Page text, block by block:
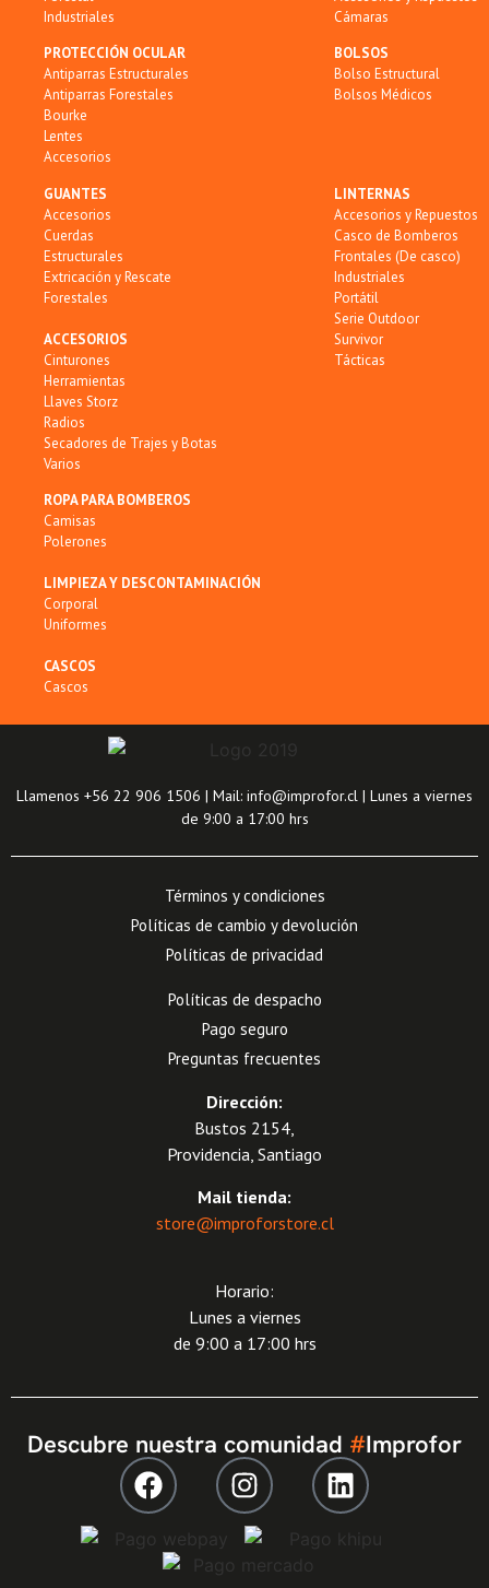
Industriales
PROTECCIÓN OCULAR
Antiparras Estructurales
Antiparras Forestales
Bourke
Lentes
Accesorios
Cámaras
BOLSOS
Bolso Estructural
Bolsos Médicos
GUANTES
Accesorios
Cuerdas
Estructurales
Extricación y Rescate
Forestales
ACCESORIOS
Cinturones
Herramientas
Llaves Storz
Radios
Secadores de Trajes y Botas
Varios
LINTERNAS
Accesorios y Repuestos
Casco de Bomberos
Frontales (De casco)
Industriales
Portátil
Serie Outdoor
Survivor
Tácticas
ROPA PARA BOMBEROS
Camisas
Polerones
LIMPIEZA Y DESCONTAMINACIÓN
Corporal
Uniformes
CASCOS
Cascos
Llamenos +56 22 906 1506 | Mail: info@improfor.cl | Lunes a viernes
de 9:00 a 17:00 hrs
Términos y condiciones
Políticas de cambio y devolución
Políticas de privacidad
Políticas de despacho
Pago seguro
Preguntas frecuentes
Dirección:
Bustos 2154,
Providencia, Santiago
Mail tienda:
store@improforstore.cl
Horario:
Lunes a viernes
de 9:00 a 17:00 hrs
Descubre nuestra comunidad #Improfor